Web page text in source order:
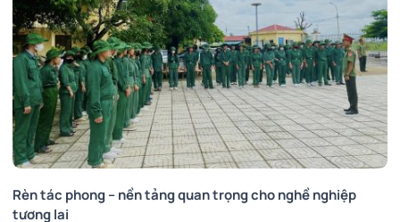
Rèn tác phong – nền tảng quan trọng cho nghề nghiệp
tương lai